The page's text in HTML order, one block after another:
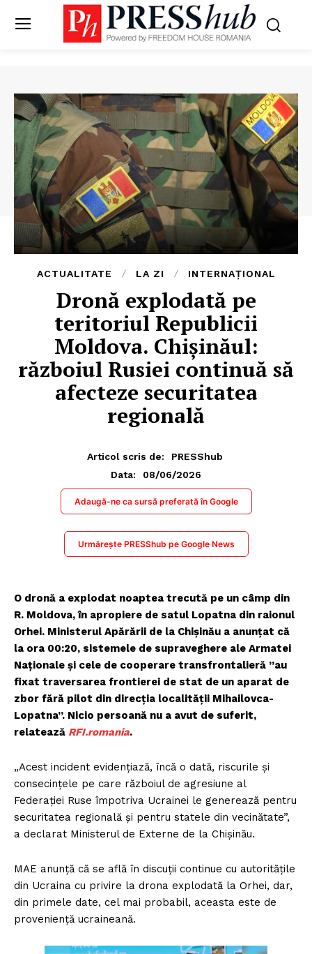
ACTUALITATE LA ZI INTERNAȚIONAL
Dronă explodată pe
teritoriul Republicii
Moldova. Chișinăul:
războiul Rusiei continuă să
afecteze securitatea
regională
Articol scris de:
PRESShub
Data:
08/06/2026
Adaugă-ne ca sursă preferată în Google
Urmărește PRESShub pe Google News
O dronă a explodat noaptea trecută pe un câmp din
R. Moldova, în apropiere de satul Lopatna din raionul
Orhei. Ministerul Apărării de la Chișinău a anunțat că
la ora 00:20, sistemele de supraveghere ale Armatei
Naționale și cele de cooperare transfrontalieră ”au
fixat traversarea frontierei de stat de un aparat de
zbor fără pilot din direcția localității Mihailovca-
Lopatna”. Nicio persoană nu a avut de suferit,
relatează RFI.romania.
„Acest incident evidențiază, încă o dată, riscurile și
consecințele pe care războiul de agresiune al
Federației Ruse împotriva Ucrainei le generează pentru
securitatea regională și pentru statele din vecinătate”,
a declarat Ministerul de Externe de la Chișinău.
MAE anunță că se află în discuții continue cu autoritățile
din Ucraina cu privire la drona explodată la Orhei, dar,
din primele date, cel mai probabil, aceasta este de
proveniență ucraineană.